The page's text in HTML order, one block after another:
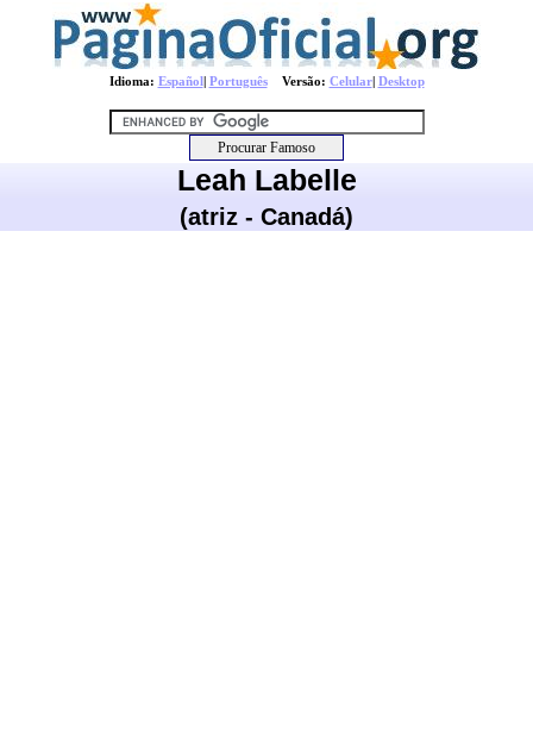
Idioma: Español| PortuguêsVersão: Celular| Desktop
Leah Labelle
(atriz - Canadá)